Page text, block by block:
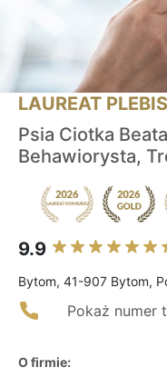
LAUREAT
Psia Ciotka
Behawiorysta,
9.9
Bytom, 41-907 Bytom,
Pokaż numer
O firmie: